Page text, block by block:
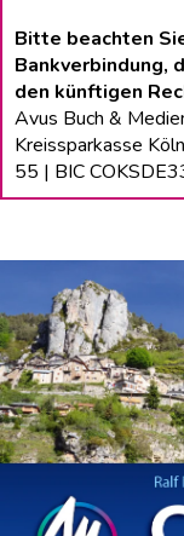
Bitte beachten
Bankverbindung,
den künftigen
Avus Buch &
Kreissparkasse
55 | BIC